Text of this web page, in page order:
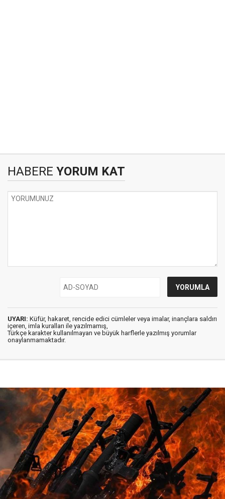
HABERE YORUM KAT
UYARI: Küfür, hakaret, rencide edici cümleler veya imalar, inançlara saldırı
içeren, imla kuralları ile yazılmamış,
Türkçe karakter kullanılmayan ve büyük harflerle yazılmış yorumlar
onaylanmamaktadır.